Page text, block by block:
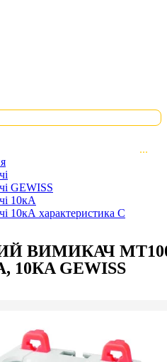
GEWISS
10кА
10кА характеристика С
ВИМИКАЧ
10КA GEWISS